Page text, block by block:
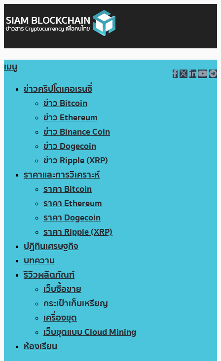
เมนู
ข่าวคริปโตเคอเรนซี่
ข่าว Bitcoin
ข่าว Ethereum
ข่าว Binance Coin
ข่าว Dogecoin
ข่าว Ripple (XRP)
ราคาและการวิเคราะห์
ราคา Bitcoin
ราคา Ethereum
ราคา Dogecoin
ราคา Ripple (XRP)
ปฏิทินเศรษฐกิจ
บทความ
รีวิวผลิตภัณฑ์
เว็บซื้อขาย
กระเป๋าเก็บเหรียญ
เครื่องขุด
เว็บขุดแบบ Cloud Mining
ห้องเรียน